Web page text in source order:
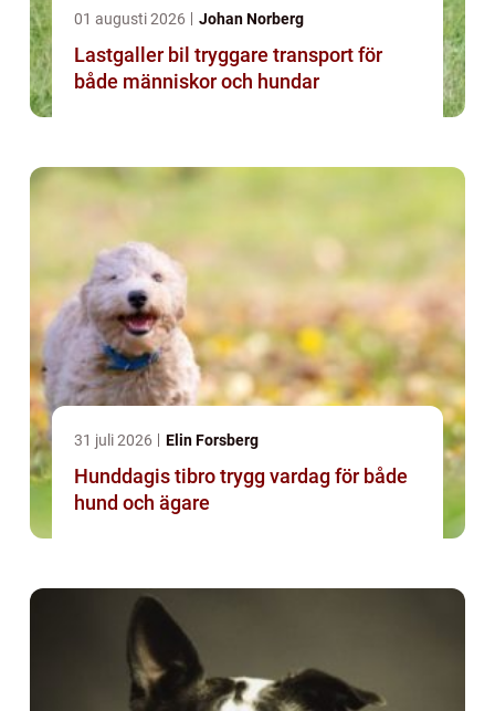
01 augusti 2026 Johan Norberg
Lastgaller bil tryggare transport för
både människor och hundar
31 juli 2026 Elin Forsberg
Hunddagis tibro trygg vardag för både
hund och ägare